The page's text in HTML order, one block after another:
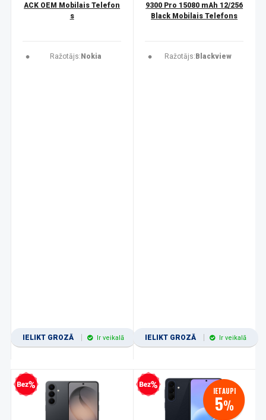
ACK OEM Mobilais Telefon
s
Ražotājs: Nokia
IELIKT GROZĀ Ir veikalā
9300 Pro 15080 mAh 12/256
Black Mobilais Telefons
Ražotājs: Blackview
IELIKT GROZĀ Ir veikalā
kredīts Bezprocentu kredīts IETAUPI
5%